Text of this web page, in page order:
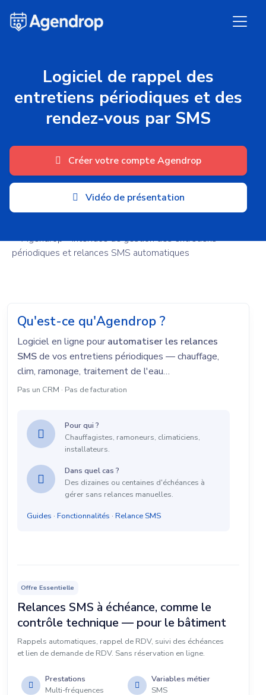
Logiciel de rappel des
entretiens périodiques et des
rendez-vous par SMS
Créer votre compte Agendrop
Vidéo de présentation
Qu'est-ce qu'Agendrop ?
Logiciel en ligne pour automatiser les relances
SMSde vos entretiens périodiques — chauffage,
clim, ramonage, traitement de l'eau…
Pas un CRM · Pas de facturation
Pour qui ?
Chauffagistes, ramoneurs, climaticiens,
installateurs.
Dans quel cas ?
Des dizaines ou centaines d'échéances à
gérer sans relances manuelles.
Guides · Fonctionnalités · Relance SMS
Offre Essentielle
Relances SMS à échéance, comme le
contrôle technique — pour le bâtiment
Rappels automatiques, rappel de RDV, suivi des échéances
et lien de demande de RDV. Sans réservation en ligne.
Prestations
Multi-fréquences
Variables métier
SMS